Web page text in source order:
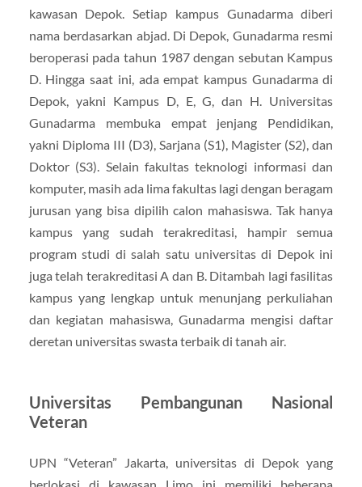
kawasan Depok. Setiap kampus Gunadarma diberi
nama berdasarkan abjad. Di Depok, Gunadarma resmi
beroperasi pada tahun 1987 dengan sebutan Kampus
D. Hingga saat ini, ada empat kampus Gunadarma di
Depok, yakni Kampus D, E, G, dan H. Universitas
Gunadarma membuka empat jenjang Pendidikan,
yakni Diploma III (D3), Sarjana (S1), Magister (S2), dan
Doktor (S3). Selain fakultas teknologi informasi dan
komputer, masih ada lima fakultas lagi dengan beragam
jurusan yang bisa dipilih calon mahasiswa. Tak hanya
kampus yang sudah terakreditasi, hampir semua
program studi di salah satu universitas di Depok ini
juga telah terakreditasi A dan B. Ditambah lagi fasilitas
kampus yang lengkap untuk menunjang perkuliahan
dan kegiatan mahasiswa, Gunadarma mengisi daftar
deretan universitas swasta terbaik di tanah air.
Universitas Pembangunan Nasional
Veteran
UPN “Veteran” Jakarta, universitas di Depok yang
berlokasi di kawasan Limo ini memiliki beberapa